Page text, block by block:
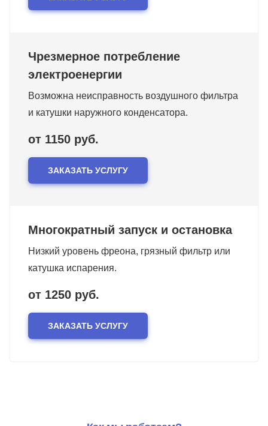
Чрезмерное потребление
электроенергии
Возможна неисправность воздушного фильтра
и катушки наружного конденсатора.
от 1150 руб.
ЗАКАЗАТЬ УСЛУГУ
Многократный запуск и остановка
Низкий уровень фреона, грязный фильтр или
катушка испарения.
от 1250 руб.
ЗАКАЗАТЬ УСЛУГУ